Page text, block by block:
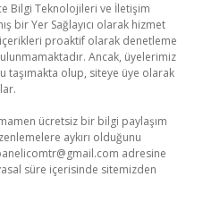
Bilgi Teknolojileri ve İletişim
bir Yer Sağlayıcı olarak hizmet
proaktif olarak denetleme
Ancak, üyelerimiz
taşımakta olup, siteye üye olarak
ücretsiz bir bilgi paylaşım
aykırı olduğunu
adresine
süre içerisinde sitemizden